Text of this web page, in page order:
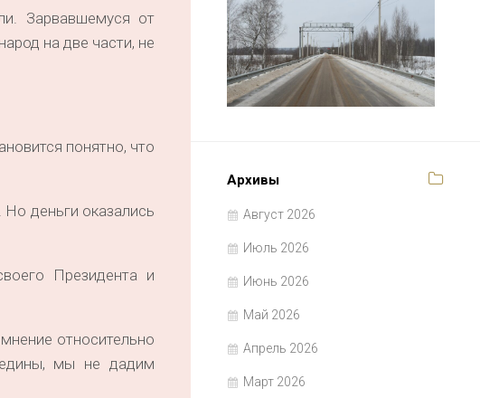
Зарвавшемуся от
на две части, не
понятно, что
деньги оказались
Президента и
относительно
мы не дадим
Архивы
Август 2026
Июль 2026
Июнь 2026
Май 2026
Апрель 2026
Март 2026